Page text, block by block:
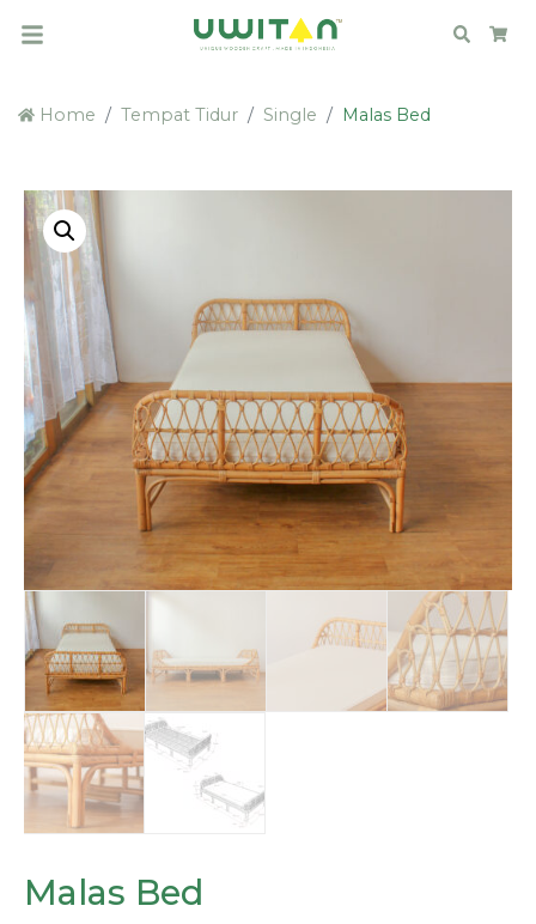
Search
Home Tempat Tidur Single Malas Bed
Malas Bed